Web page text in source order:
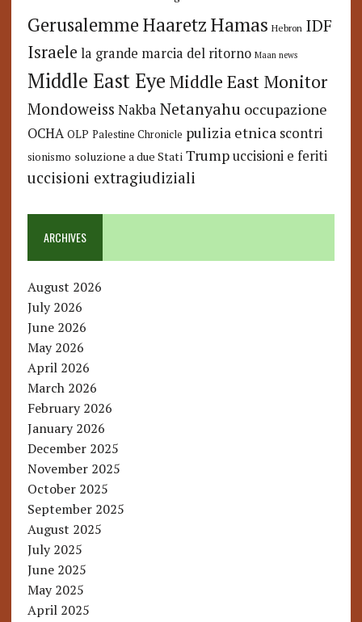
GerusalemmeHaaretzHamas Hebron IDF
Israele la grande marcia del ritorno Maan news
Middle East Eye Middle East Monitor
Mondoweiss Nakba Netanyahu occupazione
OCHA OLP Palestine Chronicle pulizia etnica scontri
sionismo soluzione a due Stati Trump uccisioni e feriti
uccisioni extragiudiziali
ARCHIVES
August 2026
July 2026
June 2026
May 2026
April 2026
March 2026
February 2026
January 2026
December 2025
November 2025
October 2025
September 2025
August 2025
July 2025
June 2025
May 2025
April 2025